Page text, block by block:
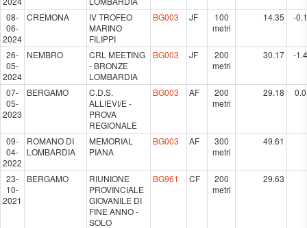
08-
06-
2024
CREMONA
IV TROFEO
MARINO
FILIPPI
BG003 JF
100
metri
14.35 -0.1
26-
05-
2024
NEMBRO
CRL MEETING
- BRONZE
LOMBARDIA
BG003 JF
200
metri
30.17 -1.4
07-
05-
2023
BERGAMO
C.D.S.
ALLIEVI/E -
PROVA
REGIONALE
BG003 AF
200
metri
29.18 0.0
09-
04-
2022
ROMANO DI
LOMBARDIA
MEMORIAL
PIANA
BG003 AF
300
metri
49.61
23-
10-
2021
BERGAMO
RIUNIONE
PROVINCIALE
GIOVANILE DI
FINE ANNO -
SOLO
BG961 CF
200
metri
29.63